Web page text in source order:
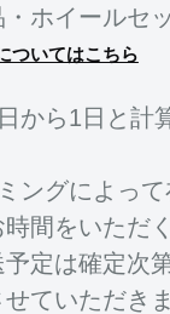
・ホイールセ
ついてはこちら
から1日と計
ングによっ
間をいただ
予定は確定次
ていただきま